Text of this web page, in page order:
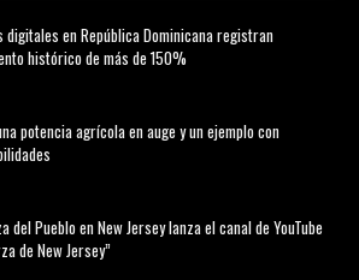
digitales en República Dominicana registran
histórico de más de 150%
potencia agrícola en auge y un ejemplo con
del Pueblo en New Jersey lanza el canal de YouTube
de New Jersey”